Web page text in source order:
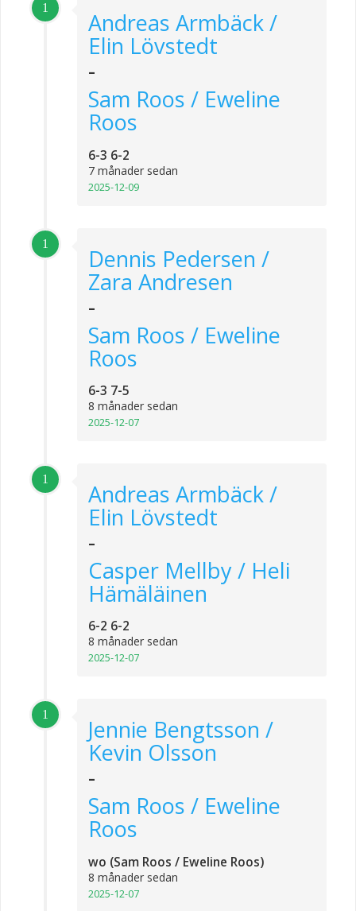
1
Andreas Armbäck /
Elin Lövstedt
-
Sam Roos / Eweline
Roos
6-3 6-2
7 månader sedan
2025-12-09
1
Dennis Pedersen /
Zara Andresen
-
Sam Roos / Eweline
Roos
6-3 7-5
8 månader sedan
2025-12-07
1
Andreas Armbäck /
Elin Lövstedt
-
Casper Mellby / Heli
Hämäläinen
6-2 6-2
8 månader sedan
2025-12-07
1
Jennie Bengtsson /
Kevin Olsson
-
Sam Roos / Eweline
Roos
wo (Sam Roos / Eweline Roos)
8 månader sedan
2025-12-07